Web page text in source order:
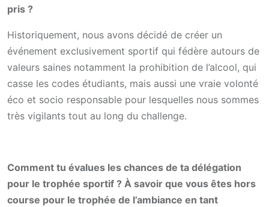
pris ?
Historiquement, nous avons décidé de créer un
événement exclusivement sportif qui fédère autours de
valeurs saines notamment la prohibition de l’alcool, qui
casse les codes étudiants, mais aussi une vraie volonté
éco et socio responsable pour lesquelles nous sommes
très vigilants tout au long du challenge.
Comment tu évalues les chances de ta délégation
pour le trophée sportif ? À savoir que vous êtes hors
course pour le trophée de l’ambiance en tant